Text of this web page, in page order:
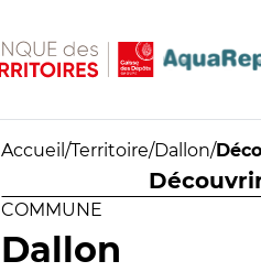
Accueil /Territoire/Dallon/
COMMUNE
Dallon